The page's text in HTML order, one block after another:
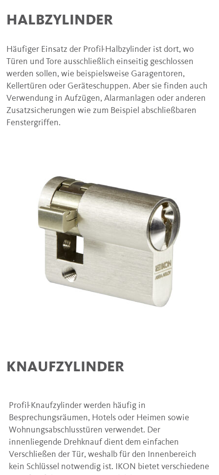
HALBZYLINDER
Häufiger Einsatz der Profil-Halbzylinder ist dort, wo
Türen und Tore ausschließlich einseitig geschlossen
werden sollen, wie beispielsweise Garagentoren,
Kellertüren oder Geräteschuppen. Aber sie finden auch
Verwendung in Aufzügen, Alarmanlagen oder anderen
Zusatzsicherungen wie zum Beispiel abschließbaren
Fenstergriffen.
KNAUFZYLINDER
Profil-Knaufzylinder werden häufig in
Besprechungsräumen, Hotels oder Heimen sowie
Wohnungsabschlusstüren verwendet. Der
innenliegende Drehknauf dient dem einfachen
Verschließen der Tür, weshalb für den Innenbereich
kein Schlüssel notwendig ist. IKON bietet verschiedene